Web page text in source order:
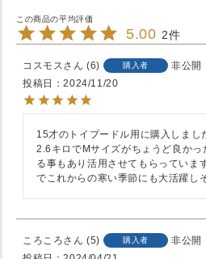
5.00 2
コスモス 6 購入者
非公開
投稿日
2024/11/20
15才のトイプードル用に購入しまし
2.6キロでMサイズがちょうど良かっ
る事もあり活用させてもらっていま
でこれからの寒い季節にも大活躍し
ころころ 5 購入者
非公開